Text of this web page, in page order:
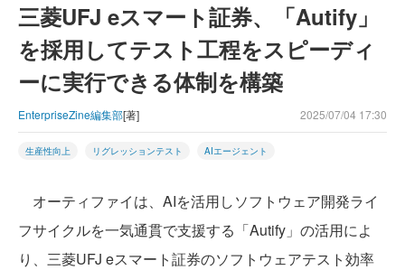
三菱UFJ eスマート証券、「Autify」
を採用してテスト工程をスピーディ
ーに実行できる体制を構築
EnterpriseZine編集部[著] 2025/07/04 17:30
生産性向上 リグレッションテスト AIエージェント
オーティファイは、AIを活用しソフトウェア開発ライ
フサイクルを一気通貫で支援する「Autify」の活用によ
り、三菱UFJ eスマート証券のソフトウェアテスト効率